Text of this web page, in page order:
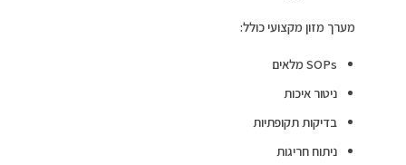
מערך מזון מקצועי כולל:
SOPs מלאים
ניטור איכות
בדיקות תקופתיות
ניתוח חריגות